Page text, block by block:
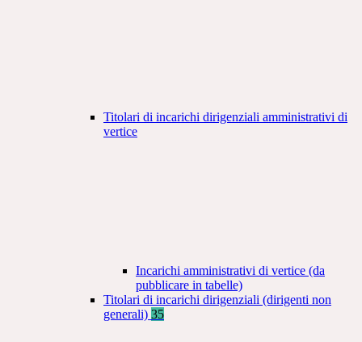
Titolari di incarichi dirigenziali amministrativi di
vertice
Incarichi amministrativi di vertice (da
pubblicare in tabelle)
Titolari di incarichi dirigenziali (dirigenti non
generali) 35